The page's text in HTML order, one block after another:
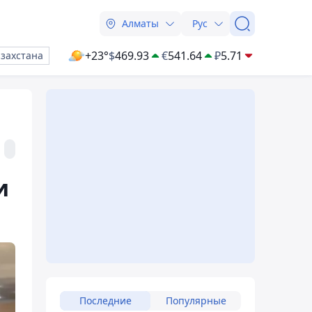
Алматы Рус
+23°$469.93 €541.64 ₽5.71
Последние Популярные